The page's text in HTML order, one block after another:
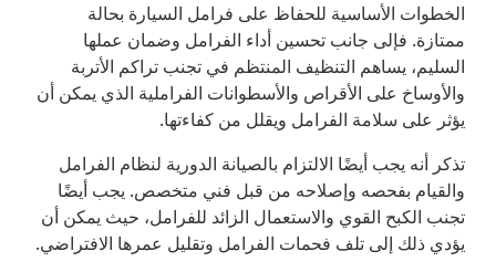
الخطوات الأساسية للحفاظ على فرامل السيارة بحالة
ممتازة. فإلى جانب تحسين أداء الفرامل وضمان عملها
السليم، يساهم التنظيف المنتظم في تجنب تراكم الأتربة
والأوساخ على الأقراص والأسطوانات الفراملية الذي يمكن أن
يؤثر على سلامة الفرامل ويقلل من كفاءتها.
تذكر أنه يجب أيضًا الالتزام بالصيانة الدورية لنظام الفرامل
والقيام بفحصه وإصلاحه من قبل فني متخصص. يجب أيضًا
تجنب الكبح القوي والاستعمال الزائد للفرامل، حيث يمكن أن
يؤدي ذلك إلى تلف فحمات الفرامل وتقليل عمرها الافتراضي.